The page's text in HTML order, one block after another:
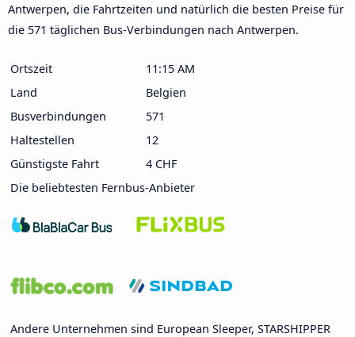
Antwerpen, die Fahrtzeiten und natürlich die besten Preise für
die 571 täglichen Bus-Verbindungen nach Antwerpen.
Ortszeit
11:15 AM
Land
Belgien
Busverbindungen
571
Haltestellen
12
Günstigste Fahrt
4 CHF
Die beliebtesten Fernbus-Anbieter
Andere Unternehmen sind European Sleeper, STARSHIPPER